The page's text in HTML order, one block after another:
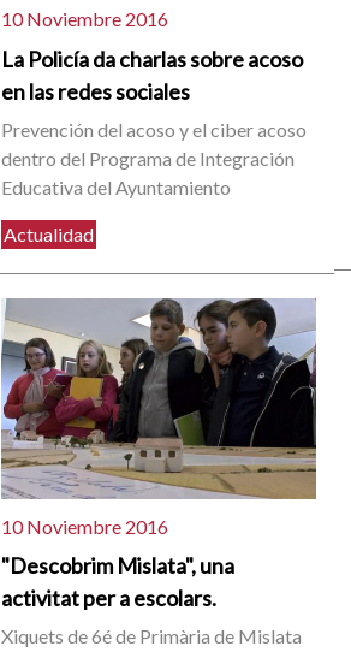
10 Noviembre 2016
La Policía da charlas sobre acoso
en las redes sociales
Prevención del acoso y el ciber acoso
dentro del Programa de Integración
Educativa del Ayuntamiento
Actualidad
10 Noviembre 2016
"Descobrim Mislata", una
activitat per a escolars.
Xiquets de 6é de Primària de Mislata